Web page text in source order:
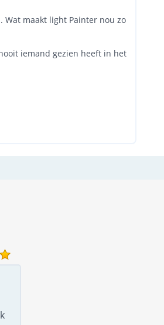
maakt light Painter nou zo
iemand gezien heeft in het